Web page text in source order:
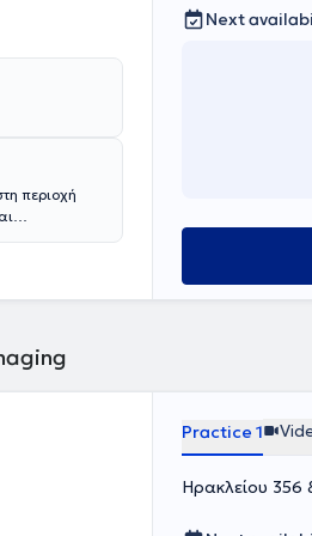
περιοχή
στο
ειδικότητα
Next
Practice 1
Ηρακλείου 356